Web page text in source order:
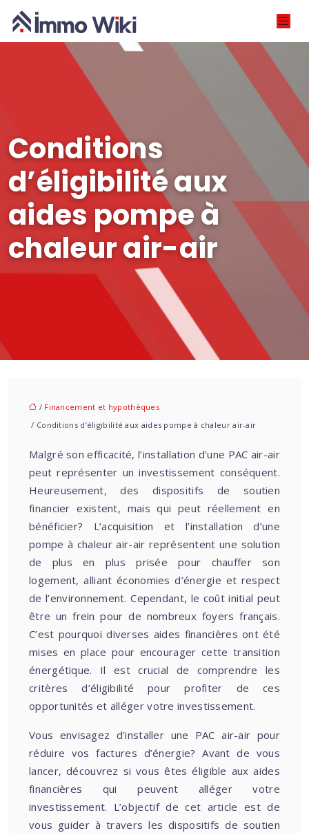
Conditions
d’éligibilité aux
aides pompe à
chaleur air-air
/ Financement et hypothèques
/ Conditions d’éligibilité aux aides pompe à chaleur air-air
Malgré son efficacité, l’installation d’une PAC air-air
peut représenter un investissement conséquent.
Heureusement, des dispositifs de soutien
financier existent, mais qui peut réellement en
bénéficier? L’acquisition et l’installation d’une
pompe à chaleur air-air représentent une solution
de plus en plus prisée pour chauffer son
logement, alliant économies d’énergie et respect
de l’environnement. Cependant, le coût initial peut
être un frein pour de nombreux foyers français.
C’est pourquoi diverses aides financières ont été
mises en place pour encourager cette transition
énergétique. Il est crucial de comprendre les
critères d’éligibilité pour profiter de ces
opportunités et alléger votre investissement.
Vous envisagez d’installer une PAC air-air pour
réduire vos factures d’énergie? Avant de vous
lancer, découvrez si vous êtes éligible aux aides
financières qui peuvent alléger votre
investissement. L’objectif de cet article est de
vous guider à travers les dispositifs de soutien